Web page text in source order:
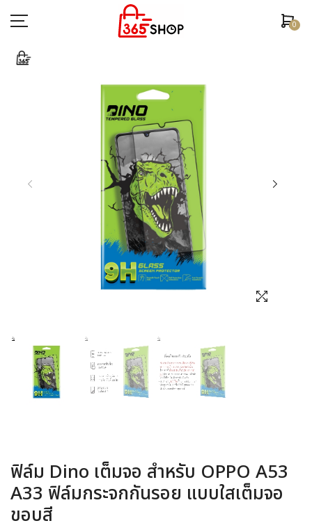
0
ตรวจสอบสถานะคำสั่งซื้อ
อุปกรณ์ในรถยนต์
สินค้าอื่น ๆ
ฟิล์ม Dino เต็มจอ สำหรับ OPPO A53
A33 ฟิล์มกระจกกันรอย แบบใสเต็มจอ
ขอบสี